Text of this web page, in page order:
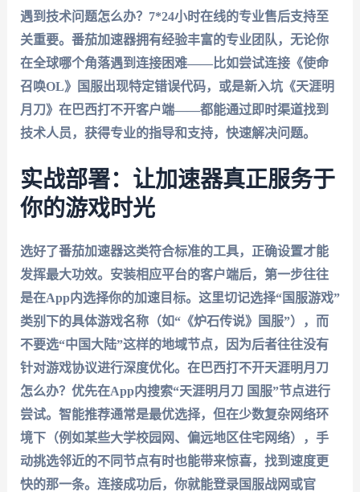
遇到技术问题怎么办？7*24小时在线的专业售后支持至
关重要。 番茄加速器拥有经验丰富的专业团队，无论你
在全球哪个角落遇到连接困难——比如尝试连接《使命
召唤OL》国服出现特定错误代码，或是新入坑《天涯明
月刀》在巴西打不开客户端——都能通过即时渠道找到
技术人员，获得专业的指导和支持，快速解决问题。
实战部署：让加速器真正服务于
你的游戏时光
选好了番茄加速器这类符合标准的工具，正确设置才能
发挥最大功效。安装相应平台的客户端后，第一步往往
是在App内选择你的加速目标。这里切记选择“国服游戏”
类别下的具体游戏名称（如“《炉石传说》国服”），而
不要选“中国大陆”这样的地域节点，因为后者往往没有
针对游戏协议进行深度优化。在巴西打不开天涯明月刀
怎么办？优先在App内搜索“天涯明月刀 国服”节点进行
尝试。智能推荐通常是最优选择，但在少数复杂网络环
境下（例如某些大学校园网、偏远地区住宅网络），手
动挑选邻近的不同节点有时也能带来惊喜，找到速度更
快的那一条。连接成功后，你就能登录国服战网或官